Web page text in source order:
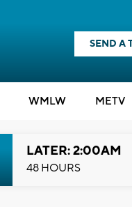
SEND A
WMLW METV
LATER: 2:00AM
48 HOURS